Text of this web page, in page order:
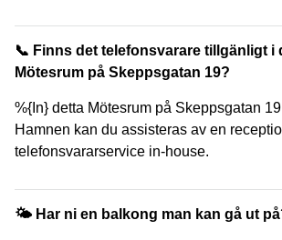
📞 Finns det telefonsvarare tillgänligt i
Mötesrum på Skeppsgatan 19?
%{In} detta Mötesrum på Skeppsgatan
Hamnen kan du assisteras av en
telefonsvararservice in-house.
🌤 Har ni en balkong man kan gå ut